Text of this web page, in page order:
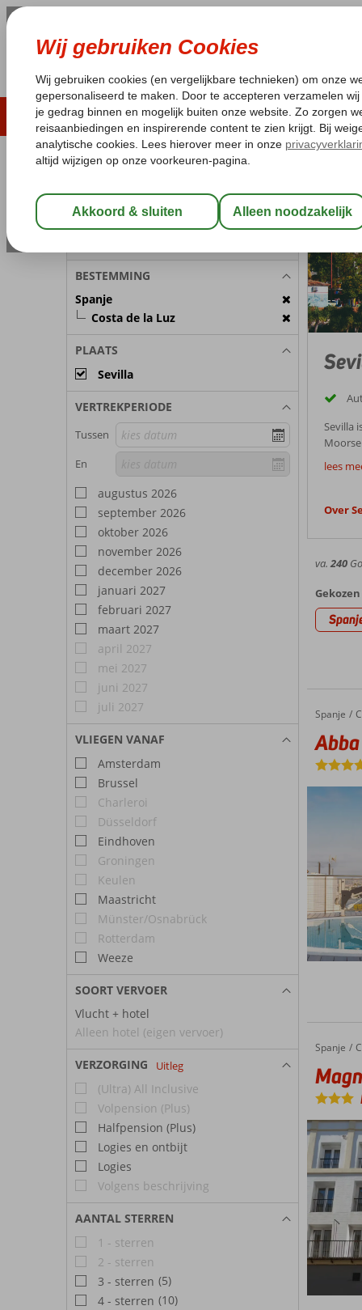
ZOMER 2026 LAST MINUTES
Laagsteprijsgarantie* Geen
REISGEZELSCHAP
Kamer 1: 2 Personen
BESTEMMING
Spanje
Costa de la Luz
PLAATS
Sevilla
VERTREKPERIODE
Tussen
En
augustus 2026
september 2026
oktober 2026
november 2026
december 2026
januari 2027
februari 2027
maart 2027
april 2027
mei 2027
juni 2027
juli 2027
VLIEGEN VANAF
Amsterdam
Brussel
Charleroi
Düsseldorf
Eindhoven
Groningen
Keulen
Maastricht
Münster/Osnabrück
Rotterdam
Weeze
SOORT VERVOER
Vlucht + hotel
Alleen hotel (eigen vervoer)
VERZORGING Uitleg
(Ultra) All Inclusive
Volpension (Plus)
Halfpension (Plus)
Logies en ontbijt
Logies
Volgens beschrijving
AANTAL STERREN
1 - sterren
2 - sterren
3 - sterren (5)
4 - sterren (10)
Home
Spanje
Sevilla
Van
klimaat
Santa
boven
Sevilla
Costa
In
bij de
lees
Over
va. 240
Home
Spanje
Abba Sevilla Hotel
Home
Spanje
Magna